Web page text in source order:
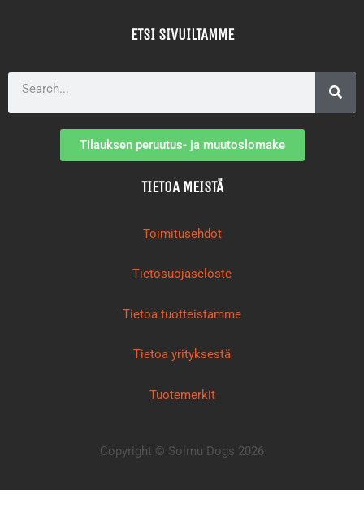
ETSI SIVUILTAMME
Tilauksen peruutus- ja muutoslomake
TIETOA MEISTÄ
Toimitusehdot
Tietosuojaseloste
Tietoa tuotteistamme
Tietoa yrityksestä
Tuotemerkit
Copyright © Solmu Dogs 2026